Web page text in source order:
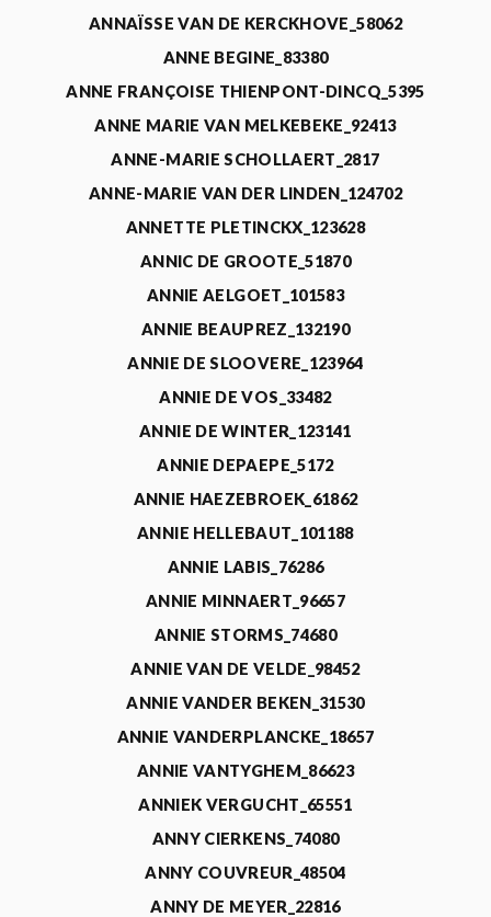
ANNAÏSSE VAN DE KERCKHOVE_58062
ANNE BEGINE_83380
ANNE FRANÇOISE THIENPONT-DINCQ_5395
ANNE MARIE VAN MELKEBEKE_92413
ANNE-MARIE SCHOLLAERT_2817
ANNE-MARIE VAN DER LINDEN_124702
ANNETTE PLETINCKX_123628
ANNIC DE GROOTE_51870
ANNIE AELGOET_101583
ANNIE BEAUPREZ_132190
ANNIE DE SLOOVERE_123964
ANNIE DE VOS_33482
ANNIE DE WINTER_123141
ANNIE DEPAEPE_5172
ANNIE HAEZEBROEK_61862
ANNIE HELLEBAUT_101188
ANNIE LABIS_76286
ANNIE MINNAERT_96657
ANNIE STORMS_74680
ANNIE VAN DE VELDE_98452
ANNIE VANDER BEKEN_31530
ANNIE VANDERPLANCKE_18657
ANNIE VANTYGHEM_86623
ANNIEK VERGUCHT_65551
ANNY CIERKENS_74080
ANNY COUVREUR_48504
ANNY DE MEYER_22816